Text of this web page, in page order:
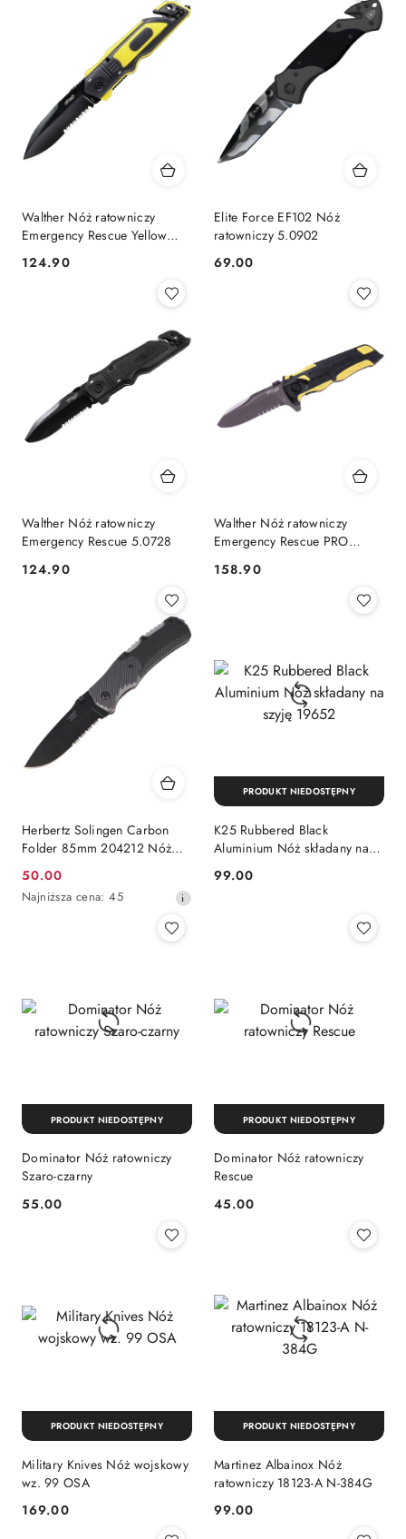
Walther Nóż ratowniczy
Emergency Rescue Yellow
Cena:
124.90
Elite Force EF102 Nóż
ratowniczy 5.0902
Cena:
69.00
Walther Nóż ratowniczy
Emergency Rescue 5.0728
Cena:
124.90
Walther Nóż ratowniczy
Emergency Rescue PRO
Cena:
158.90
Herbertz Solingen Carbon
Folder 85mm 204212 Nóż
Cena
promocyjna:
50.00
Najniższa
Najniższa cena: 45
K25 Rubbered Black
Aluminium Nóż składany na
Cena:
99.00
PRODUKT NIEDOSTĘPNY
Dominator Nóż ratowniczy
Szaro-czarny
Cena:
55.00
PRODUKT NIEDOSTĘPNY
Dominator Nóż ratowniczy
Rescue
Cena:
45.00
PRODUKT NIEDOSTĘPNY
Military Knives Nóż wojskowy
wz. 99 OSA
Cena:
169.00
PRODUKT NIEDOSTĘPNY
Martinez Albainox Nóż
ratowniczy 18123-A N-384G
Cena:
99.00
PRODUKT NIEDOSTĘPNY